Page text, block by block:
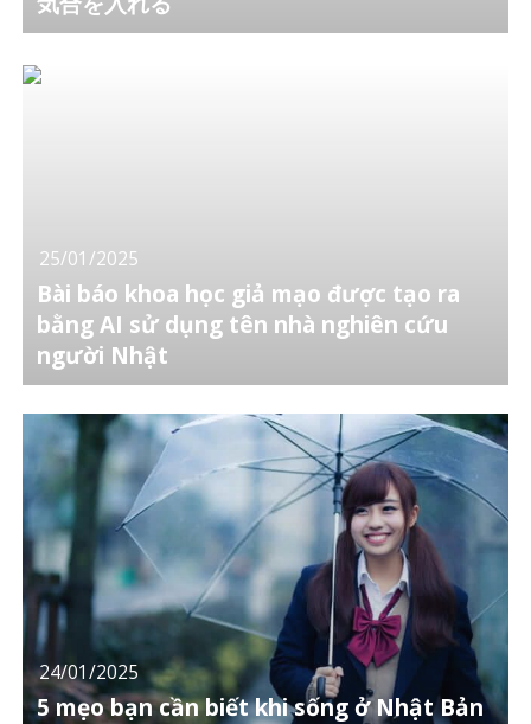
25/01/2025
Bài báo khoa học giả mạo được tạo ra
bằng AI sử dụng tên nhà nghiên cứu
người Nhật
24/01/2025
5 mẹo bạn cần biết khi sống ở Nhật Bản